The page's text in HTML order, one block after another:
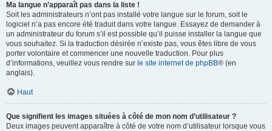
Ma langue n’apparaît pas dans la liste !
Soit les administrateurs n’ont pas installé votre langue sur le forum, soit le
logiciel n’a pas encore été traduit dans votre langue. Essayez de demander à
un administrateur du forum s’il est possible qu’il puisse installer la langue que
vous souhaitez. Si la traduction désirée n’existe pas, vous êtes libre de vous
porter volontaire et commencer une nouvelle traduction. Pour plus
d’informations, veuillez vous rendre sur le site internet de phpBB® (en
anglais).
Haut
Que signifient les images situées à côté de mon nom d’utilisateur ?
Deux images peuvent apparaître à côté de votre nom d’utilisateur lorsque vous